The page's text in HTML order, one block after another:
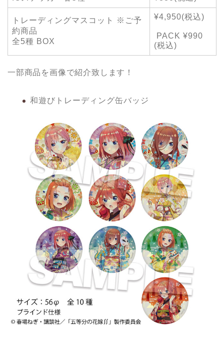
トレーディングマスコット ※ご予
約商品
全5種 BOX
¥4,950(税込)
PACK ¥990
(税込)
一部商品を画像で紹介致します！
和遊びトレーディング缶バッジ